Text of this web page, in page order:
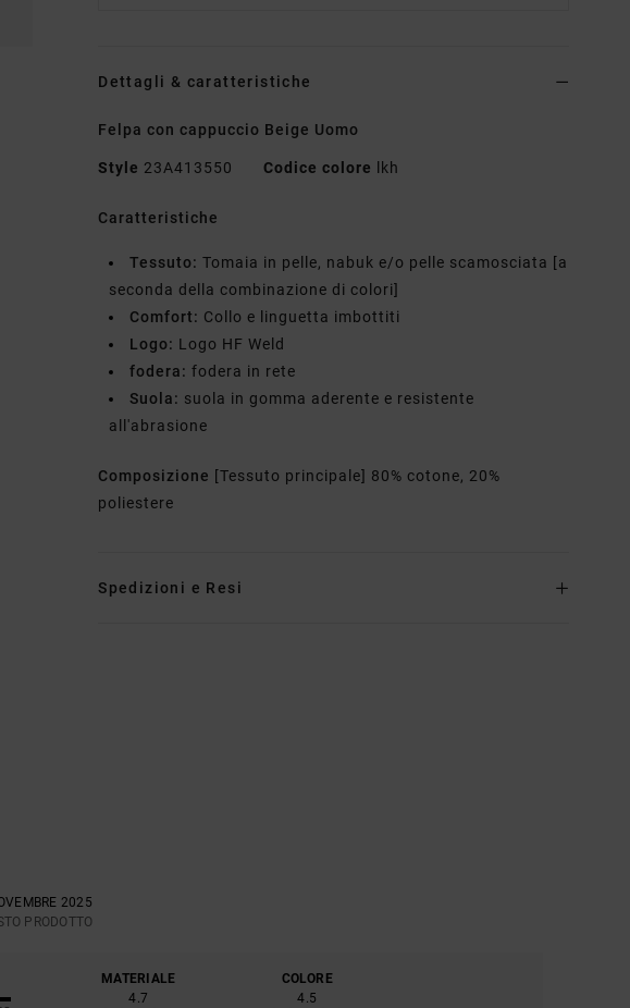
Dettagli & caratteristiche
Felpa con cappuccio Beige Uomo
Style 23A413550 Codice colore lkh
Caratteristiche
Tessuto: Tomaia in pelle, nabuk e/o pelle scamosciata [a
seconda della combinazione di colori]
Comfort: Collo e linguetta imbottiti
Logo: Logo HF Weld
fodera: fodera in rete
Suola: suola in gomma aderente e resistente
all'abrasione
Composizione [Tessuto principale] 80% cotone, 20%
poliestere
Spedizioni e Resi
2025
PRODOTTO
MATERIALE
4.7
COLORE
4.5